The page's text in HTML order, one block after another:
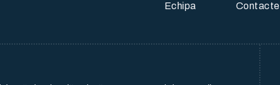
Echipa Contacte